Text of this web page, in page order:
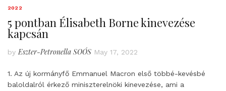
2022
5 pontban Élisabeth Borne kinevezése
kapcsán
byEszter-Petronella SOÓS May 17, 2022
1. Az új kormányfő Emmanuel Macron első többé-kevésbé
baloldalról érkező miniszterelnöki kinevezése, ami a